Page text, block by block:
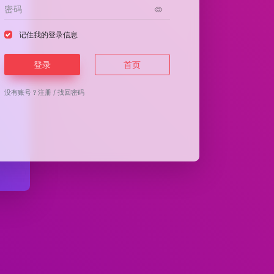
记住我的登录信息
登录 首页
没有账号？注册 /找回密码